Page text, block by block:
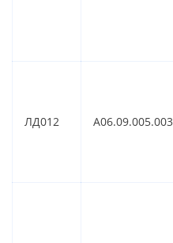
ЛД012 A06.09.005.003